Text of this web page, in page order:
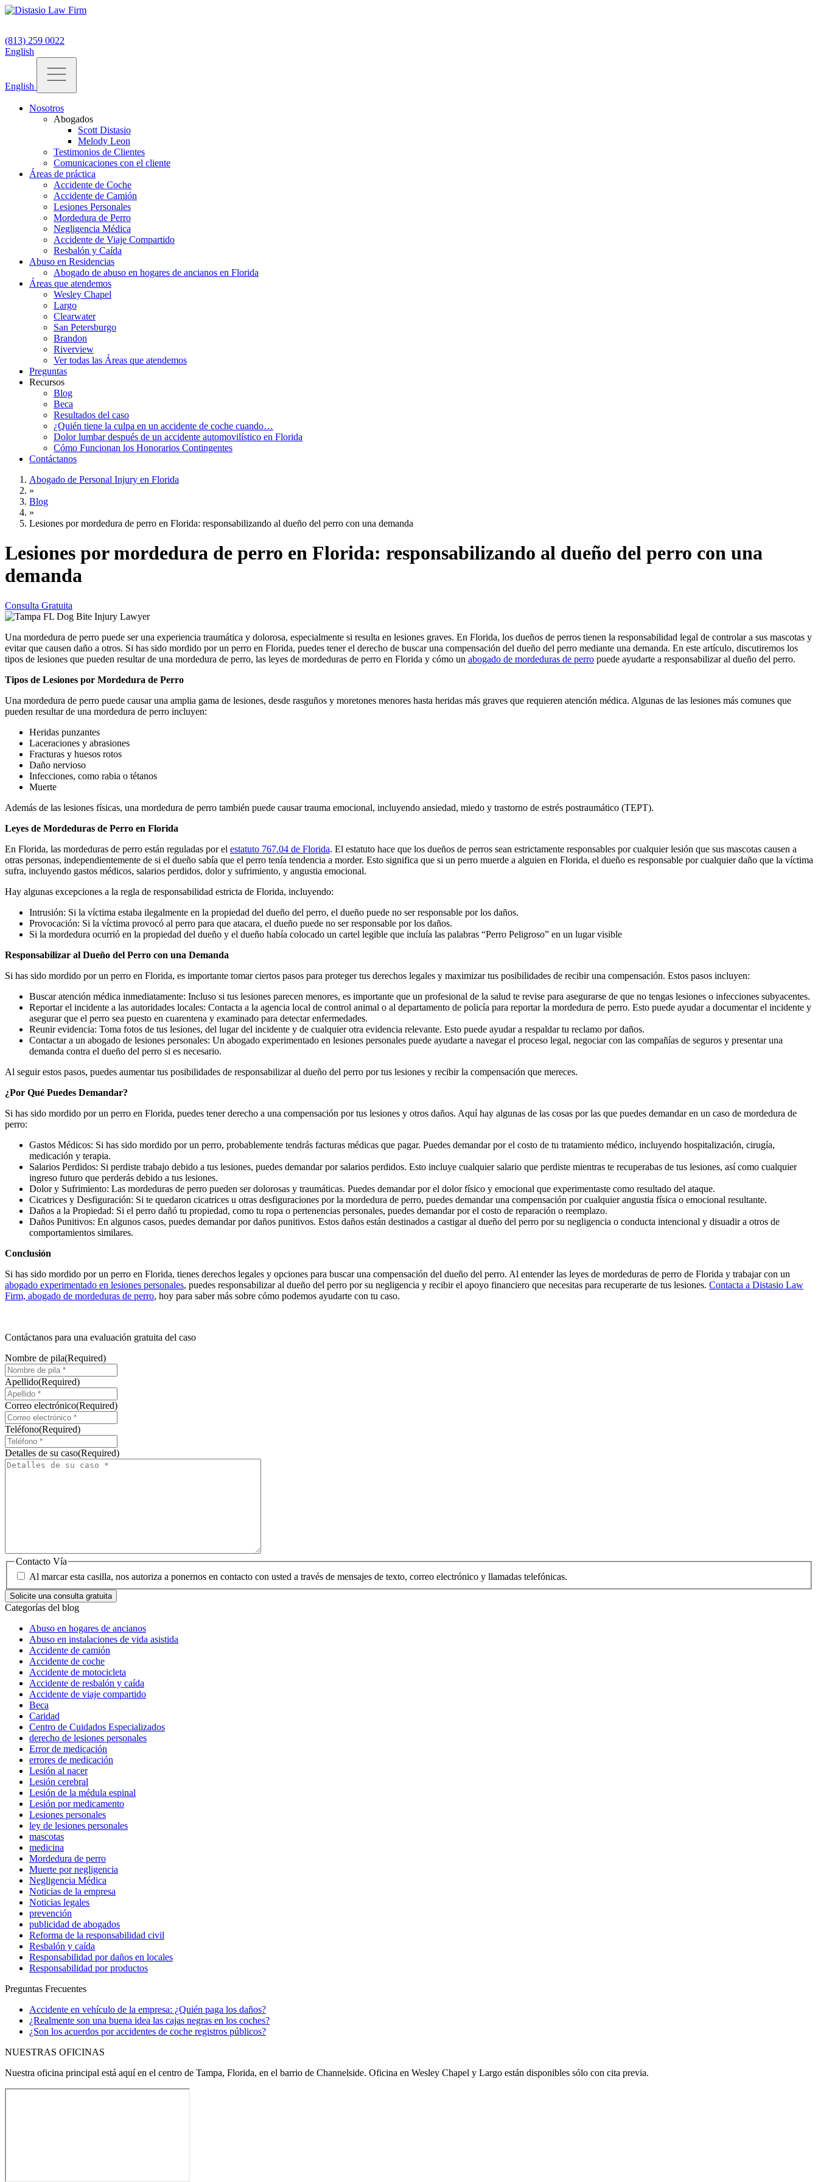
(813) 259 0022
English
English
Nosotros
Abogados
Scott Distasio
Melody Leon
Testimonios de Clientes
Comunicaciones con el cliente
Áreas de práctica
Accidente de Coche
Accidente de Camión
Lesiones Personales
Mordedura de Perro
Negligencia Médica
Accidente de Viaje Compartido
Resbalón y Caída
Abuso en Residencias
Abogado de abuso en hogares de ancianos en Florida
Áreas que atendemos
Wesley Chapel
Largo
Clearwater
San Petersburgo
Brandon
Riverview
Ver todas las Áreas que atendemos
Preguntas
Recursos
Blog
Beca
Resultados del caso
¿Quién tiene la culpa en un accidente de coche cuando…
Dolor lumbar después de un accidente automovilístico en Florida
Cómo Funcionan los Honorarios Contingentes
Contáctanos
Abogado de Personal Injury en Florida
»
Blog
»
Lesiones por mordedura de perro en Florida: responsabilizando al dueño del perro con una demanda
Lesiones por mordedura de perro en Florida: responsabilizando al dueño del perro con una
demanda
Consulta Gratuita
Una mordedura de perro puede ser una experiencia traumática y dolorosa, especialmente si resulta en lesiones graves. En Florida, los dueños de perros tienen la responsabilidad legal de controlar a sus mascotas y
evitar que causen daño a otros. Si has sido mordido por un perro en Florida, puedes tener el derecho de buscar una compensación del dueño del perro mediante una demanda. En este artículo, discutiremos los
tipos de lesiones que pueden resultar de una mordedura de perro, las leyes de mordeduras de perro en Florida y cómo un abogado de mordeduras de perro puede ayudarte a responsabilizar al dueño del perro.
Tipos de Lesiones por Mordedura de Perro
Una mordedura de perro puede causar una amplia gama de lesiones, desde rasguños y moretones menores hasta heridas más graves que requieren atención médica. Algunas de las lesiones más comunes que
pueden resultar de una mordedura de perro incluyen:
Heridas punzantes
Laceraciones y abrasiones
Fracturas y huesos rotos
Daño nervioso
Infecciones, como rabia o tétanos
Muerte
Además de las lesiones físicas, una mordedura de perro también puede causar trauma emocional, incluyendo ansiedad, miedo y trastorno de estrés postraumático (TEPT).
Leyes de Mordeduras de Perro en Florida
En Florida, las mordeduras de perro están reguladas por el estatuto 767.04 de Florida. El estatuto hace que los dueños de perros sean estrictamente responsables por cualquier lesión que sus mascotas causen a
otras personas, independientemente de si el dueño sabía que el perro tenía tendencia a morder. Esto significa que si un perro muerde a alguien en Florida, el dueño es responsable por cualquier daño que la víctima
sufra, incluyendo gastos médicos, salarios perdidos, dolor y sufrimiento, y angustia emocional.
Hay algunas excepciones a la regla de responsabilidad estricta de Florida, incluyendo:
Intrusión: Si la víctima estaba ilegalmente en la propiedad del dueño del perro, el dueño puede no ser responsable por los daños.
Provocación: Si la víctima provocó al perro para que atacara, el dueño puede no ser responsable por los daños.
Si la mordedura ocurrió en la propiedad del dueño y el dueño había colocado un cartel legible que incluía las palabras “Perro Peligroso” en un lugar visible
Responsabilizar al Dueño del Perro con una Demanda
Si has sido mordido por un perro en Florida, es importante tomar ciertos pasos para proteger tus derechos legales y maximizar tus posibilidades de recibir una compensación. Estos pasos incluyen:
Buscar atención médica inmediatamente: Incluso si tus lesiones parecen menores, es importante que un profesional de la salud te revise para asegurarse de que no tengas lesiones o infecciones subyacentes.
Reportar el incidente a las autoridades locales: Contacta a la agencia local de control animal o al departamento de policía para reportar la mordedura de perro. Esto puede ayudar a documentar el incidente y
asegurar que el perro sea puesto en cuarentena y examinado para detectar enfermedades.
Reunir evidencia: Toma fotos de tus lesiones, del lugar del incidente y de cualquier otra evidencia relevante. Esto puede ayudar a respaldar tu reclamo por daños.
Contactar a un abogado de lesiones personales: Un abogado experimentado en lesiones personales puede ayudarte a navegar el proceso legal, negociar con las compañías de seguros y presentar una
demanda contra el dueño del perro si es necesario.
Al seguir estos pasos, puedes aumentar tus posibilidades de responsabilizar al dueño del perro por tus lesiones y recibir la compensación que mereces.
¿Por Qué Puedes Demandar?
Si has sido mordido por un perro en Florida, puedes tener derecho a una compensación por tus lesiones y otros daños. Aquí hay algunas de las cosas por las que puedes demandar en un caso de mordedura de
perro:
Gastos Médicos: Si has sido mordido por un perro, probablemente tendrás facturas médicas que pagar. Puedes demandar por el costo de tu tratamiento médico, incluyendo hospitalización, cirugía,
medicación y terapia.
Salarios Perdidos: Si perdiste trabajo debido a tus lesiones, puedes demandar por salarios perdidos. Esto incluye cualquier salario que perdiste mientras te recuperabas de tus lesiones, así como cualquier
ingreso futuro que perderás debido a tus lesiones.
Dolor y Sufrimiento: Las mordeduras de perro pueden ser dolorosas y traumáticas. Puedes demandar por el dolor físico y emocional que experimentaste como resultado del ataque.
Cicatrices y Desfiguración: Si te quedaron cicatrices u otras desfiguraciones por la mordedura de perro, puedes demandar una compensación por cualquier angustia física o emocional resultante.
Daños a la Propiedad: Si el perro dañó tu propiedad, como tu ropa o pertenencias personales, puedes demandar por el costo de reparación o reemplazo.
Daños Punitivos: En algunos casos, puedes demandar por daños punitivos. Estos daños están destinados a castigar al dueño del perro por su negligencia o conducta intencional y disuadir a otros de
comportamientos similares.
Conclusión
Si has sido mordido por un perro en Florida, tienes derechos legales y opciones para buscar una compensación del dueño del perro. Al entender las leyes de mordeduras de perro de Florida y trabajar con un
abogado experimentado en lesiones personales, puedes responsabilizar al dueño del perro por su negligencia y recibir el apoyo financiero que necesitas para recuperarte de tus lesiones. Contacta a Distasio Law
Firm, abogado de mordeduras de perro, hoy para saber más sobre cómo podemos ayudarte con tu caso.
Contáctanos para una evaluación gratuita del caso
Nombre de pila(Required)
Apellido(Required)
Correo electrónico(Required)
Teléfono(Required)
Detalles de su caso(Required)
Contacto Vía
Al marcar esta casilla, nos autoriza a ponernos en contacto con usted a través de mensajes de texto, correo electrónico y llamadas telefónicas.
Categorías del blog
Abuso en hogares de ancianos
Abuso en instalaciones de vida asistida
Accidente de camión
Accidente de coche
Accidente de motocicleta
Accidente de resbalón y caída
Accidente de viaje compartido
Beca
Caridad
Centro de Cuidados Especializados
derecho de lesiones personales
Error de medicación
errores de medicación
Lesión al nacer
Lesión cerebral
Lesión de la médula espinal
Lesión por medicamento
Lesiones personales
ley de lesiones personales
mascotas
medicina
Mordedura de perro
Muerte por negligencia
Negligencia Médica
Noticias de la empresa
Noticias legales
prevención
publicidad de abogados
Reforma de la responsabilidad civil
Resbalón y caída
Responsabilidad por daños en locales
Responsabilidad por productos
Preguntas Frecuentes
Accidente en vehículo de la empresa: ¿Quién paga los daños?
¿Realmente son una buena idea las cajas negras en los coches?
¿Son los acuerdos por accidentes de coche registros públicos?
NUESTRAS OFICINAS
Nuestra oficina principal está aquí en el centro de Tampa, Florida, en el barrio de Channelside. Oficina en Wesley Chapel y Largo están disponibles sólo con cita previa.